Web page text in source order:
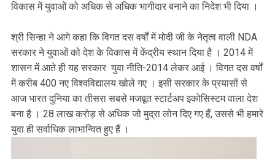
विकास में युवाओं को अधिक से अधिक भागीदार बनाने का निदेश भी दिया ।
श्री सिन्हा ने आगे कहा कि विगत दस वर्षों में मोदी जी के नेतृत्व वाली NDA
सरकार ने युवाओं को देश के विकास में केंद्रीय स्थान दिया है । 2014 में
शासन में आते ही यह सरकार युवा नीति-2014 लेकर आई । विगत दस वर्षों
में करीब 400 नए विश्वविद्यालय खोले गए । इसी सरकार के प्रयासों से
आज भारत दुनिया का तीसरा सबसे मजबूत स्टार्टअप इकोसिस्टम वाला देश
बना है । 28 लाख करोड़ से अधिक जो मुद्रा लोन दिए गए हैं, उससे भी हमारे
युवा ही सर्वाधिक लाभान्वित हुए हैं ।